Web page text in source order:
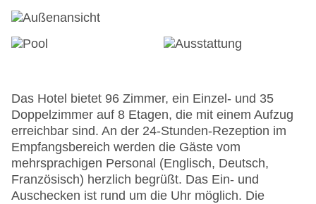
Das Hotel bietet 96 Zimmer, ein Einzel- und 35
Doppelzimmer auf 8 Etagen, die mit einem Aufzug
erreichbar sind. An der 24-Stunden-Rezeption im
Empfangsbereich werden die Gäste vom
mehrsprachigen Personal (Englisch, Deutsch,
Französisch) herzlich begrüßt. Das Ein- und
Auschecken ist rund um die Uhr möglich. Die